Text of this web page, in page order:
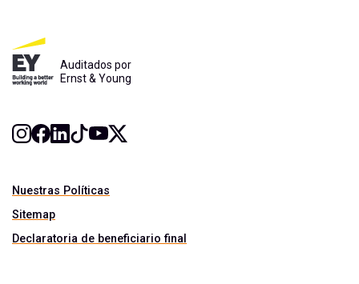
Auditados por
Ernst & Young
Nuestras Políticas
Sitemap
Declaratoria de beneficiario final